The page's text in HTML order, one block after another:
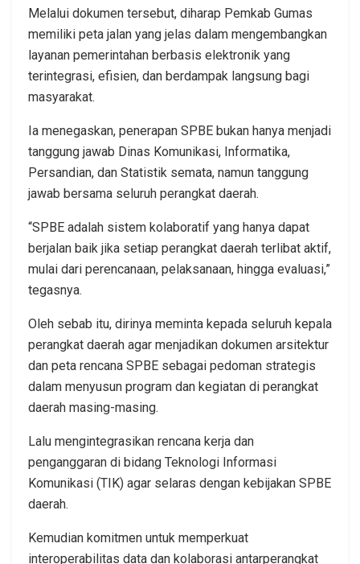
Melalui dokumen tersebut, diharap Pemkab Gumas
memiliki peta jalan yang jelas dalam mengembangkan
layanan pemerintahan berbasis elektronik yang
terintegrasi, efisien, dan berdampak langsung bagi
masyarakat.
Ia menegaskan, penerapan SPBE bukan hanya menjadi
tanggung jawab Dinas Komunikasi, Informatika,
Persandian, dan Statistik semata, namun tanggung
jawab bersama seluruh perangkat daerah.
“SPBE adalah sistem kolaboratif yang hanya dapat
berjalan baik jika setiap perangkat daerah terlibat aktif,
mulai dari perencanaan, pelaksanaan, hingga evaluasi,”
tegasnya.
Oleh sebab itu, dirinya meminta kepada seluruh kepala
perangkat daerah agar menjadikan dokumen arsitektur
dan peta rencana SPBE sebagai pedoman strategis
dalam menyusun program dan kegiatan di perangkat
daerah masing-masing.
Lalu mengintegrasikan rencana kerja dan
penganggaran di bidang Teknologi Informasi
Komunikasi (TIK) agar selaras dengan kebijakan SPBE
daerah.
Kemudian komitmen untuk memperkuat
interoperabilitas data dan kolaborasi antarperangkat